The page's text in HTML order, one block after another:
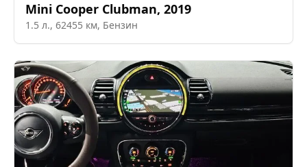
Mini Cooper Clubman, 2019
1.5 л., 62455 км, Бензин